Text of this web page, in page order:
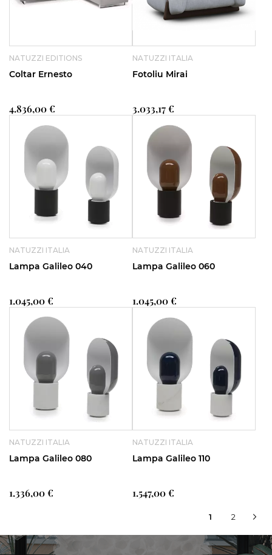
NATUZZI EDITIONS
Coltar Ernesto
4.836,00 €
NATUZZI ITALIA
Fotoliu Mirai
3.033,17 €
NATUZZI ITALIA
Lampa Galileo 040
1.045,00 €
NATUZZI ITALIA
Lampa Galileo 060
1.045,00 €
NATUZZI ITALIA
Lampa Galileo 080
1.336,00 €
NATUZZI ITALIA
Lampa Galileo 110
1.547,00 €
In
acest
moment
1 Pagina
2